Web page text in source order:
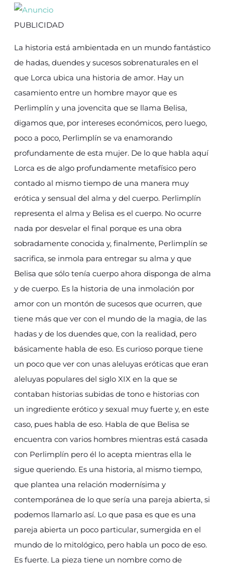
PUBLICIDAD
La historia está ambientada en un mundo fantástico
de hadas, duendes y sucesos sobrenaturales en el
que Lorca ubica una historia de amor. Hay un
casamiento entre un hombre mayor que es
Perlimplín y una jovencita que se llama Belisa,
digamos que, por intereses económicos, pero luego,
poco a poco, Perlimplín se va enamorando
profundamente de esta mujer. De lo que habla aquí
Lorca es de algo profundamente metafísico pero
contado al mismo tiempo de una manera muy
erótica y sensual del alma y del cuerpo. Perlimplín
representa el alma y Belisa es el cuerpo. No ocurre
nada por desvelar el final porque es una obra
sobradamente conocida y, finalmente, Perlimplín se
sacrifica, se inmola para entregar su alma y que
Belisa que sólo tenía cuerpo ahora disponga de alma
y de cuerpo. Es la historia de una inmolación por
amor con un montón de sucesos que ocurren, que
tiene más que ver con el mundo de la magia, de las
hadas y de los duendes que, con la realidad, pero
básicamente habla de eso. Es curioso porque tiene
un poco que ver con unas aleluyas eróticas que eran
aleluyas populares del siglo XIX en la que se
contaban historias subidas de tono e historias con
un ingrediente erótico y sexual muy fuerte y, en este
caso, pues habla de eso. Habla de que Belisa se
encuentra con varios hombres mientras está casada
con Perlimplín pero él lo acepta mientras ella le
sigue queriendo. Es una historia, al mismo tiempo,
que plantea una relación modernísima y
contemporánea de lo que sería una pareja abierta, si
podemos llamarlo así. Lo que pasa es que es una
pareja abierta un poco particular, sumergida en el
mundo de lo mitológico, pero habla un poco de eso.
Es fuerte. La pieza tiene un nombre como de